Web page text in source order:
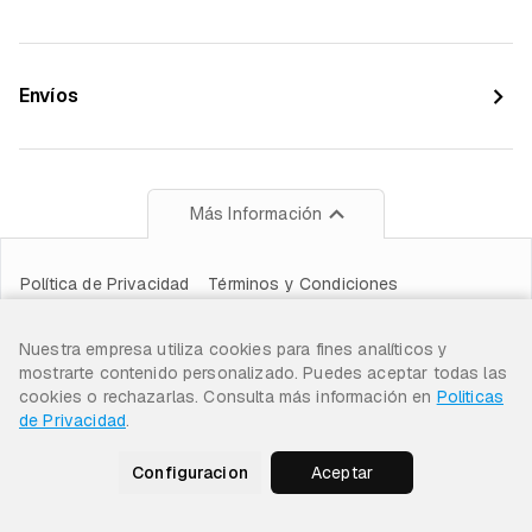
Envíos
Más Información
Política de Privacidad Términos y Condiciones
Copyright © 2021-2025 Classic Jeans Shops S.A.S.
Calle 46 No. 52-39 Barranquilla, Colombia
Nuestra empresa utiliza cookies para fines analíticos y
mostrarte contenido personalizado. Puedes aceptar todas las
cookies o rechazarlas. Consulta más información en Politicas
de Privacidad.
Configuracion Aceptar